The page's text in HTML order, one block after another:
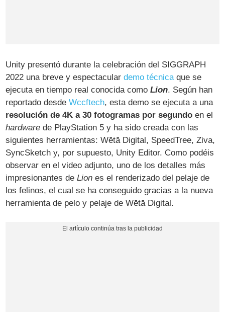
Unity presentó durante la celebración del SIGGRAPH
2022 una breve y espectaculardemo técnicaque se
ejecuta en tiempo real conocida comoLion. Según han
reportado desdeWccftech, esta demo se ejecuta a una
resolución de 4K a 30 fotogramas por segundo en el
hardware de PlayStation 5 y ha sido creada con las
siguientes herramientas: Wētā Digital, SpeedTree, Ziva,
SyncSketch y, por supuesto, Unity Editor. Como podéis
observar en el video adjunto, uno de los detalles más
impresionantes deLion es el renderizado del pelaje de
los felinos, el cual se ha conseguido gracias a la nueva
herramienta de pelo y pelaje de Wētā Digital.